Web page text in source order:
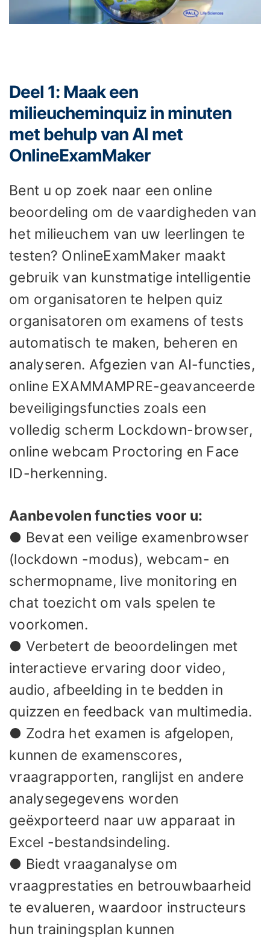
Deel 1: Maak een
milieucheminquiz in minuten
met behulp van AI met
OnlineExamMaker
Bent u op zoek naar een online
beoordeling om de vaardigheden van
het milieuchem van uw leerlingen te
testen? OnlineExamMaker maakt
gebruik van kunstmatige intelligentie
om organisatoren te helpen quiz
organisatoren om examens of tests
automatisch te maken, beheren en
analyseren. Afgezien van AI-functies,
online EXAMMAMPRE-geavanceerde
beveiligingsfuncties zoals een
volledig scherm Lockdown-browser,
online webcam Proctoring en Face
ID-herkenning.
Aanbevolen functies voor u:
● Bevat een veilige examenbrowser
(lockdown -modus), webcam- en
schermopname, live monitoring en
chat toezicht om vals spelen te
voorkomen.
● Verbetert de beoordelingen met
interactieve ervaring door video,
audio, afbeelding in te bedden in
quizzen en feedback van multimedia.
● Zodra het examen is afgelopen,
kunnen de examenscores,
vraagrapporten, ranglijst en andere
analysegegevens worden
geëxporteerd naar uw apparaat in
Excel -bestandsindeling.
● Biedt vraaganalyse om
vraagprestaties en betrouwbaarheid
te evalueren, waardoor instructeurs
hun trainingsplan kunnen